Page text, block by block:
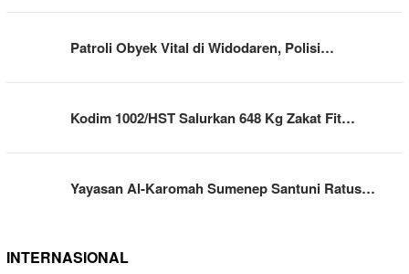
Patroli Obyek Vital di Widodaren, Polisi…
Kodim 1002/HST Salurkan 648 Kg Zakat Fit…
Yayasan Al-Karomah Sumenep Santuni Ratus…
INTERNASIONAL